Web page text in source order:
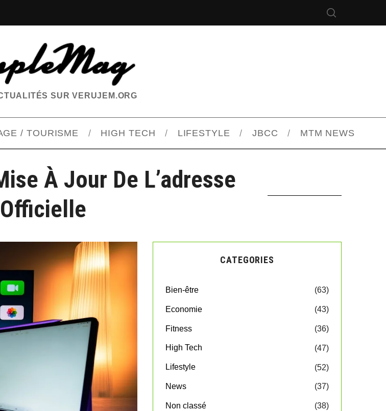
SUR VERUJEM.ORG
/ TOURISME HIGH TECH LIFESTYLE JBCC MTM NEWS
À Jour De L’adresse
Officielle
CATEGORIES
Bien-être (63)
Economie (43)
Fitness (36)
High Tech (47)
Lifestyle (52)
News (37)
Non classé (38)